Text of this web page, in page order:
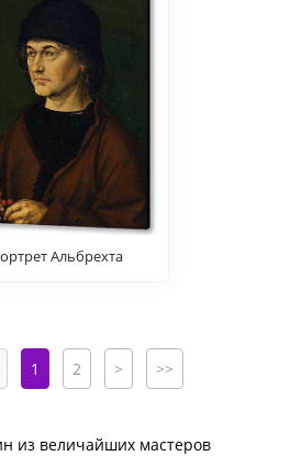
Альбрехта
1 2 > >>
из величайших мастеров